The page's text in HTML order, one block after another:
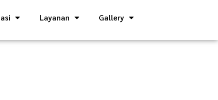
Layanan Gallery